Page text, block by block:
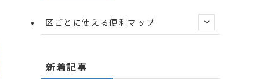
区ごとに使える便利マップ
新着記事